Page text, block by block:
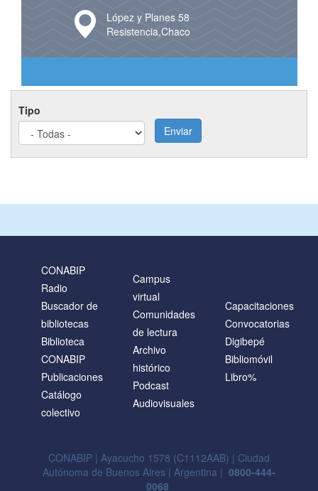
López y Planes 58
Resistencia,Chaco
Tipo
Enviar
CONABIP
Radio
Buscador de
bibliotecas
Biblioteca
CONABIP
Publicaciones
Catálogo
colectivo
Campus
virtual
Comunidades
de lectura
Archivo
histórico
Podcast
Audiovisuales
Capacitaciones
Convocatorias
Digibepé
Bibliomóvil
Libro%
CONABIP | Ayacucho 1578 (C1112AAB) | Ciudad
Autónoma de Buenos Aires | Argentina | 0800-444-
0068